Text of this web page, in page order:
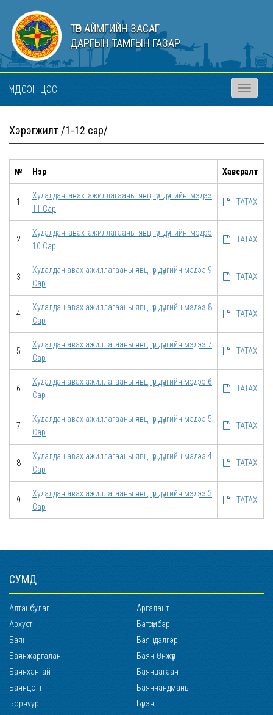
ТӨВ АЙМГИЙН ЗАСАГ
ДАРГЫН ТАМГЫН ГАЗАР
ҮНДСЭН ЦЭС
Toggle
Хэрэгжилт /1-12 сар/
№ Нэр Хавсралт
1
Худалдан авах ажиллагааны явц, үр дүнгийн мэдээ
11 Сар
ТАТАХ
2
Худалдан авах ажиллагааны явц, үр дүнгийн мэдээ
10 Сар
ТАТАХ
3
Худалдан авах ажиллагааны явц, үр дүнгийн мэдээ 9
Сар
ТАТАХ
4
Худалдан авах ажиллагааны явц, үр дүнгийн мэдээ 8
Сар
ТАТАХ
5
Худалдан авах ажиллагааны явц, үр дүнгийн мэдээ 7
Сар
ТАТАХ
6
Худалдан авах ажиллагааны явц, үр дүнгийн мэдээ 6
Сар
ТАТАХ
7
Худалдан авах ажиллагааны явц, үр дүнгийн мэдээ 5
Сар
ТАТАХ
8
Худалдан авах ажиллагааны явц, үр дүнгийн мэдээ 4
Сар
ТАТАХ
9
Худалдан авах ажиллагааны явц, үр дүнгийн мэдээ 3
Сар
ТАТАХ
СУМД
Алтанбулаг
Аргалант
Архуст
Батсүмбэр
Баян
Баяндэлгэр
Баянжаргалан
Баян-Өнжүүл
Баянхангай
Баянцагаан
Баянцогт
Баянчандмань
Борнуур
Бүрэн